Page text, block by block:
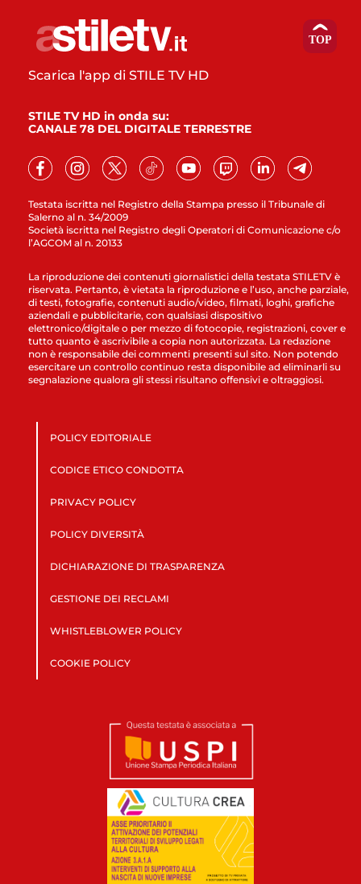
Testata iscritta nel Registro della Stampa presso il Tribunale di
Salerno al n. 34/2009
Società iscritta nel Registro degli Operatori di Comunicazione c/o
l’AGCOM al n. 20133
Scarica l'app di STILE TV HD
STILE TV HD in onda su:
CANALE 78 DEL DIGITALE TERRESTRE
La riproduzione dei contenuti giornalistici della testata STILETV è
riservata. Pertanto, è vietata la riproduzione e l’uso, anche parziale,
di testi, fotografie, contenuti audio/video, filmati, loghi, grafiche
aziendali e pubblicitarie, con qualsiasi dispositivo
elettronico/digitale o per mezzo di fotocopie, registrazioni, cover e
tutto quanto è ascrivibile a copia non autorizzata. La redazione
non è responsabile dei commenti presenti sul sito. Non potendo
esercitare un controllo continuo resta disponibile ad eliminarli su
segnalazione qualora gli stessi risultano offensivi e oltraggiosi.
POLICY EDITORIALE
CODICE ETICO CONDOTTA
PRIVACY POLICY
POLICY DIVERSITÀ
DICHIARAZIONE DI TRASPARENZA
GESTIONE DEI RECLAMI
WHISTLEBLOWER POLICY
COOKIE POLICY